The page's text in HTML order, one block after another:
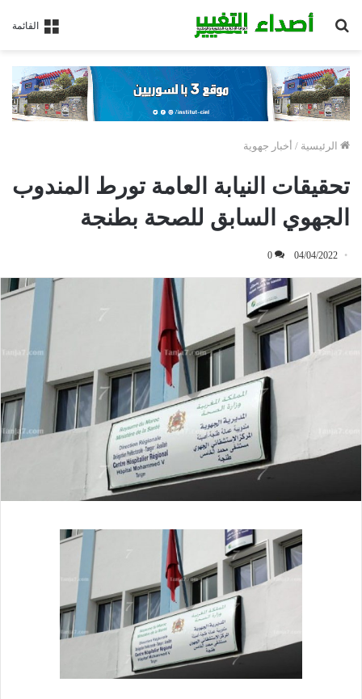
القائمة
الرئيسية / أخبار جهوية
تحقيقات النيابة العامة تورط المندوب
الجهوي السابق للصحة بطنجة
04/04/2022
0